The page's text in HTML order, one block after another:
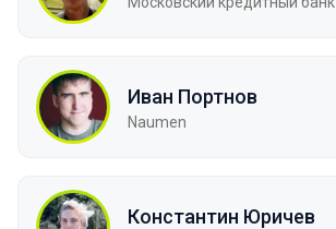
Иван Портнов
Naumen
Константин Юричев